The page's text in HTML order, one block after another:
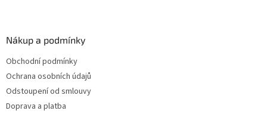
Nákup a podmínky
Obchodní podmínky
Ochrana osobních údajů
Odstoupení od smlouvy
Doprava a platba